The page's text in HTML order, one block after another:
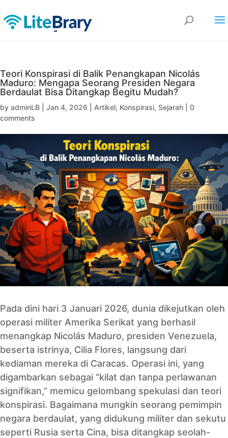
Teori Konspirasi di Balik Penangkapan Nicolás
Maduro: Mengapa Seorang Presiden Negara
Berdaulat Bisa Ditangkap Begitu Mudah?
by adminLB Jan 4, 2026 Artikel, Konspirasi, Sejarah
0
comments
Pada dini hari 3 Januari 2026, dunia dikejutkan oleh
operasi militer Amerika Serikat yang berhasil
menangkap Nicolás Maduro, presiden Venezuela,
beserta istrinya, Cilia Flores, langsung dari
kediaman mereka di Caracas. Operasi ini, yang
digambarkan sebagai “kilat dan tanpa perlawanan
signifikan,” memicu gelombang spekulasi dan teori
konspirasi. Bagaimana mungkin seorang pemimpin
negara berdaulat, yang didukung militer dan sekutu
seperti Rusia serta Cina, bisa ditangkap seolah-